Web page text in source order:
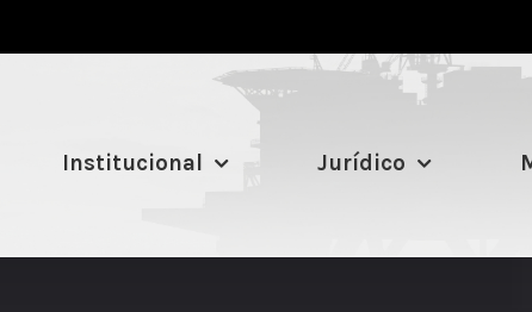
Institucional Jurídico